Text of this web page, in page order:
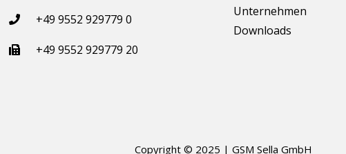
+49 9552 929779 0
+49 9552 929779 20
Unternehmen
Downloads
Copyright © 2025 | GSM Sella GmbH